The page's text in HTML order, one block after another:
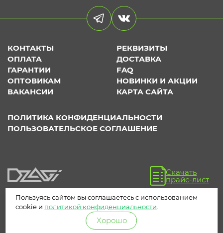
КОНТАКТЫ
РЕКВИЗИТЫ
ОПЛАТА
ДОСТАВКА
ГАРАНТИИ
FAQ
ОПТОВИКАМ
НОВИНКИ И АКЦИИ
ВАКАНСИИ
КАРТА САЙТА
ПОЛИТИКА КОНФИДЕНЦИАЛЬНОСТИ
ПОЛЬЗОВАТЕЛЬСКОЕ СОГЛАШЕНИЕ
Скачать
прайс-лист
Пользуясь сайтом вы соглашаетесь с использованием
cookie и политикой конфиденциальности
Хорошо